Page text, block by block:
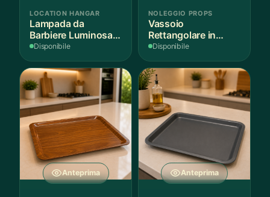
LOCATION HANGAR
Lampada da
Barbiere Luminosa
Rotante
Disponibile
NOLEGGIO PROPS
Vassoio
Rettangolare in
Legno Scuro
Disponibile
Anteprima Anteprima